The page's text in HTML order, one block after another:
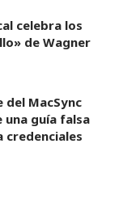
celebra los
de Wagner
del MacSync
una guía falsa
credenciales